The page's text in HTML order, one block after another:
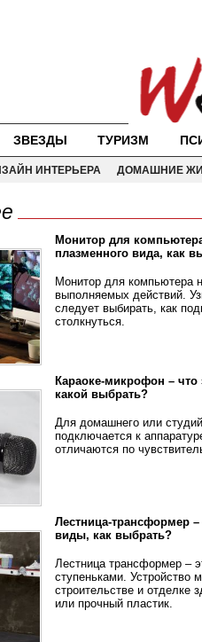
ЗВЕЗДЫ ТУРИЗМ
ИНТЕРЬЕРА ДОМАШНИЕ
Монитор для
плазменного вида, как
Монитор для компьютера
выполняемых действий.
следует выбирать, как
столкнуться.
Караоке-микрофон – что
какой выбрать?
Для домашнего или
подключается к
отличаются по
Лестница-трансформер
виды, как выбрать?
Лестница трансформер –
ступеньками. Устройство
строительстве и отделке
или прочный пластик.